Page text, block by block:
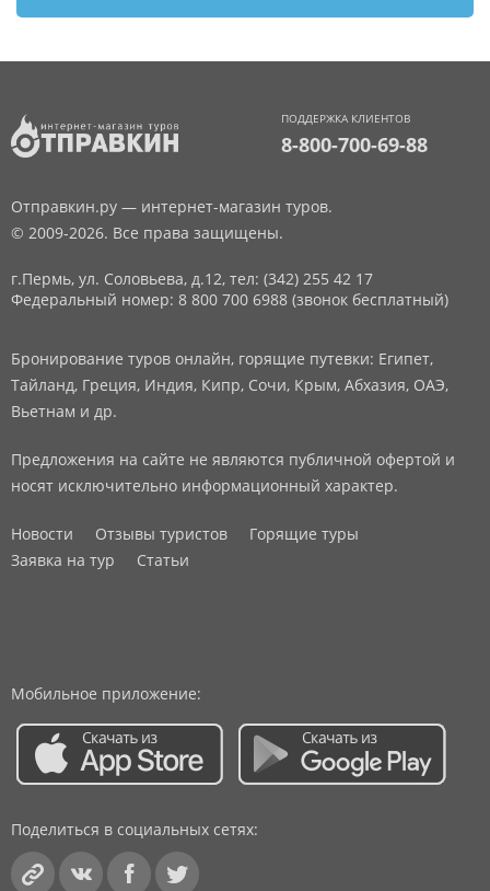
ПОДДЕРЖКА КЛИЕНТОВ
8-800-700-69-88
Отправкин.ру — интернет-магазин туров.
© 2009-2026. Все права защищены.
г.Пермь, ул. Соловьева, д.12, тел: (342) 255 42 17
Федеральный номер: 8 800 700 6988 (звонок бесплатный)
Бронирование туров онлайн, горящие путевки: Египет,
Тайланд, Греция, Индия, Кипр, Сочи, Крым, Абхазия, ОАЭ,
Вьетнам и др.
Предложения на сайте не являются публичной офертой и
носят исключительно информационный характер.
Новости Отзывы туристов
Горящие туры
Заявка на тур
Статьи
Мобильное приложение:
Поделиться в социальных сетях: